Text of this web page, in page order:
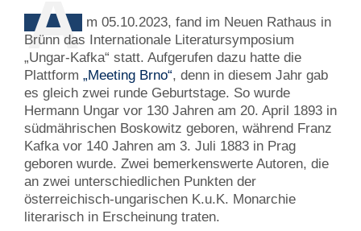
A m 05.10.2023, fand im Neuen Rathaus in
Brünn das Internationale Literatursymposium
„Ungar-Kafka“ statt. Aufgerufen dazu hatte die
Plattform „Meeting Brno“, denn in diesem Jahr gab
es gleich zwei runde Geburtstage. So wurde
Hermann Ungar vor 130 Jahren am 20. April 1893 in
südmährischen Boskowitz geboren, während Franz
Kafka vor 140 Jahren am 3. Juli 1883 in Prag
geboren wurde. Zwei bemerkenswerte Autoren, die
an zwei unterschiedlichen Punkten der
österreichisch-ungarischen K.u.K. Monarchie
literarisch in Erscheinung traten.